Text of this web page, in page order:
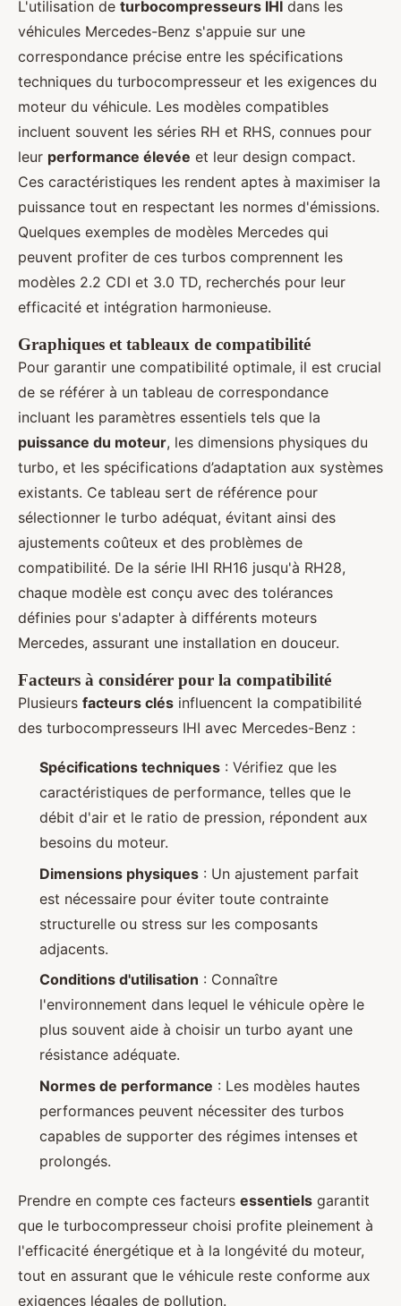
L'utilisation de turbocompresseurs IHI dans les
véhicules Mercedes-Benz s'appuie sur une
correspondance précise entre les spécifications
techniques du turbocompresseur et les exigences du
moteur du véhicule. Les modèles compatibles
incluent souvent les séries RH et RHS, connues pour
leur performance élevée et leur design compact.
Ces caractéristiques les rendent aptes à maximiser la
puissance tout en respectant les normes d'émissions.
Quelques exemples de modèles Mercedes qui
peuvent profiter de ces turbos comprennent les
modèles 2.2 CDI et 3.0 TD, recherchés pour leur
efficacité et intégration harmonieuse.
Graphiques et tableaux de compatibilité
Pour garantir une compatibilité optimale, il est crucial
de se référer à un tableau de correspondance
incluant les paramètres essentiels tels que la
puissance du moteur, les dimensions physiques du
turbo, et les spécifications d’adaptation aux systèmes
existants. Ce tableau sert de référence pour
sélectionner le turbo adéquat, évitant ainsi des
ajustements coûteux et des problèmes de
compatibilité. De la série IHI RH16 jusqu'à RH28,
chaque modèle est conçu avec des tolérances
définies pour s'adapter à différents moteurs
Mercedes, assurant une installation en douceur.
Facteurs à considérer pour la compatibilité
Plusieurs facteurs clés influencent la compatibilité
des turbocompresseurs IHI avec Mercedes-Benz :
Spécifications techniques : Vérifiez que les
caractéristiques de performance, telles que le
débit d'air et le ratio de pression, répondent aux
besoins du moteur.
Dimensions physiques : Un ajustement parfait
est nécessaire pour éviter toute contrainte
structurelle ou stress sur les composants
adjacents.
Conditions d'utilisation : Connaître
l'environnement dans lequel le véhicule opère le
plus souvent aide à choisir un turbo ayant une
résistance adéquate.
Normes de performance : Les modèles hautes
performances peuvent nécessiter des turbos
capables de supporter des régimes intenses et
prolongés.
Prendre en compte ces facteurs essentiels garantit
que le turbocompresseur choisi profite pleinement à
l'efficacité énergétique et à la longévité du moteur,
tout en assurant que le véhicule reste conforme aux
exigences légales de pollution.